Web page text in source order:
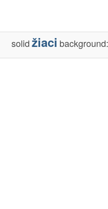
solidžiaci background: